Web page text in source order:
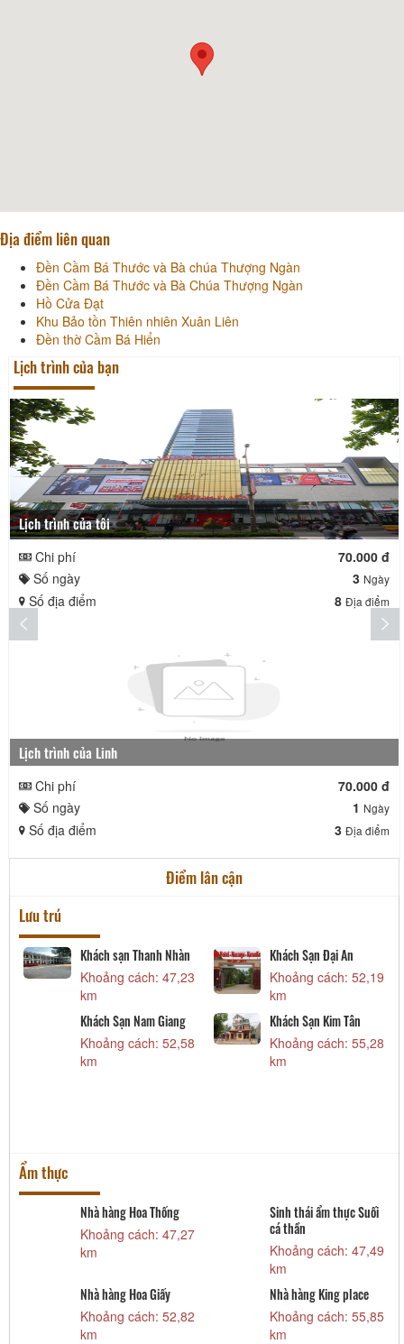
Địa điểm liên quan
Đền Cầm Bá Thước và Bà chúa Thượng Ngàn
Đền Cầm Bá Thước và Bà Chúa Thượng Ngàn
Hồ Cửa Đạt
Khu Bảo tồn Thiên nhiên Xuân Liên
Đền thờ Cầm Bá Hiển
Lịch trình của bạn
Lịch trình của tôi
Chi phí
70.000 đ
Số ngày
3 Ngày
Số địa điểm 8 Địa điểm
Lịch trình của Linh
Chi phí
70.000 đ
Số ngày
1 Ngày
Số địa điểm 3 Địa điểm
Điểm lân cận
Lưu trú
Khách sạn Thanh Nhàn
Khoảng cách: 47,23
km
Khách Sạn Đại An
Khoảng cách: 52,19
km
Khách Sạn Nam Giang
Khoảng cách: 52,58
km
Khách Sạn Kim Tân
Khoảng cách: 55,28
km
Ẩm thực
Nhà hàng Hoa Thống
Khoảng cách: 47,27
km
Sinh thái ẩm thực Suối
cá thần
Khoảng cách: 47,49
km
Nhà hàng Hoa Giấy
Khoảng cách: 52,82
km
Nhà hàng King place
Khoảng cách: 55,85
km